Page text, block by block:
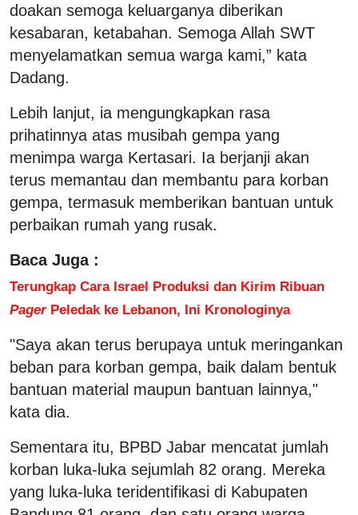
doakan semoga keluarganya diberikan
kesabaran, ketabahan. Semoga Allah SWT
menyelamatkan semua warga kami,” kata
Dadang.
Lebih lanjut, ia mengungkapkan rasa
prihatinnya atas musibah gempa yang
menimpa warga Kertasari. Ia berjanji akan
terus memantau dan membantu para korban
gempa, termasuk memberikan bantuan untuk
perbaikan rumah yang rusak.
Baca Juga :
Terungkap Cara Israel Produksi dan Kirim Ribuan
PagerPeledak ke Lebanon, Ini Kronologinya
"Saya akan terus berupaya untuk meringankan
beban para korban gempa, baik dalam bentuk
bantuan material maupun bantuan lainnya,"
kata dia.
Sementara itu, BPBD Jabar mencatat jumlah
korban luka-luka sejumlah 82 orang. Mereka
yang luka-luka teridentifikasi di Kabupaten